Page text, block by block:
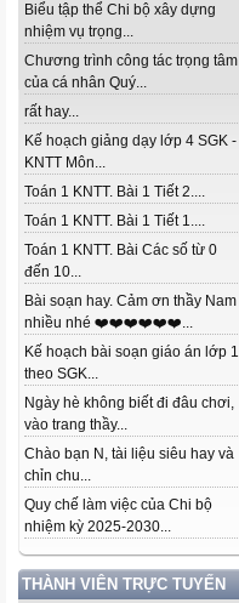
Biểu tập thể Chi bộ xây dựng
nhiệm vụ trọng...
Chương trình công tác trọng tâm
của cá nhân Quý...
rất hay...
Kế hoạch giảng dạy lớp 4 SGK -
KNTT Môn...
Toán 1 KNTT. Bài 1 Tiết 2....
Toán 1 KNTT. Bài 1 Tiết 1....
Toán 1 KNTT. Bài Các số từ 0
đến 10...
Bài soạn hay. Cảm ơn thầy Nam
nhiều nhé ❤️❤️❤️❤️❤️❤️...
Kế hoạch bài soạn giáo án lớp 1
theo SGK...
Ngày hè không biết đi đâu chơi,
vào trang thầy...
Chào bạn N, tài liệu siêu hay và
chỉn chu...
Quy chế làm việc của Chi bộ
nhiệm kỳ 2025-2030...
THÀNH VIÊN TRỰC TUYẾN